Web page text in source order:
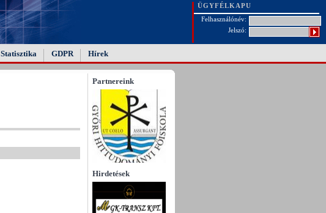
ÜGYFÉLKAPU
Felhasználónév:
Jelszó:
Statisztika GDPR Hírek
Partnereink
Hirdetések